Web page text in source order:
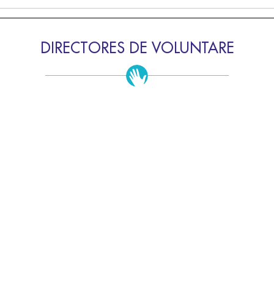
DIRECTORES DE VOLUNTARE